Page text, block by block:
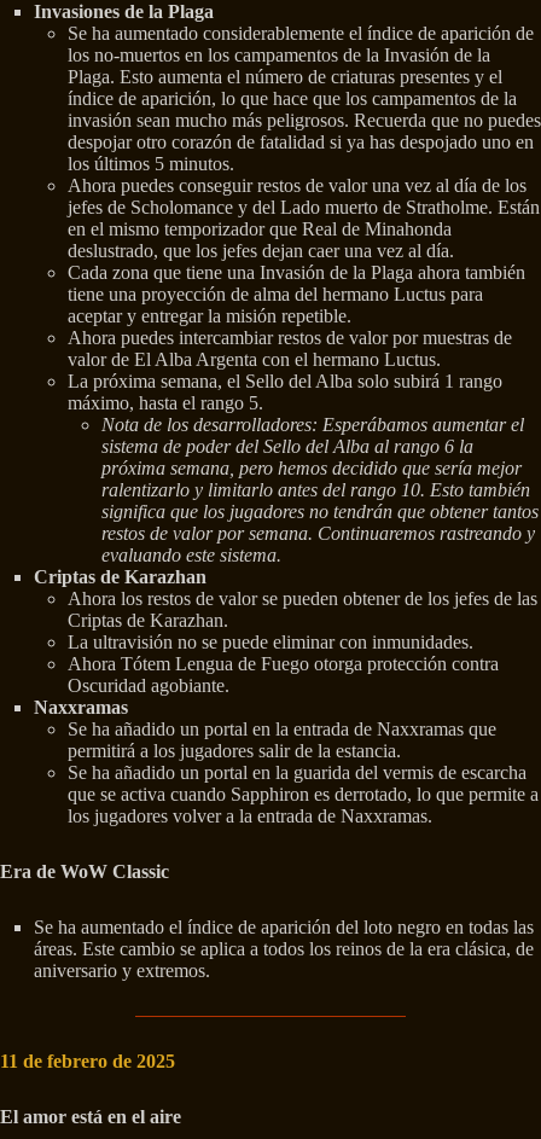
Invasiones de la Plaga
Se ha aumentado considerablemente el índice de aparición de
los no-muertos en los campamentos de la Invasión de la
Plaga. Esto aumenta el número de criaturas presentes y el
índice de aparición, lo que hace que los campamentos de la
invasión sean mucho más peligrosos. Recuerda que no puedes
despojar otro corazón de fatalidad si ya has despojado uno en
los últimos 5 minutos.
Ahora puedes conseguir restos de valor una vez al día de los
jefes de Scholomance y del Lado muerto de Stratholme. Están
en el mismo temporizador que Real de Minahonda
deslustrado, que los jefes dejan caer una vez al día.
Cada zona que tiene una Invasión de la Plaga ahora también
tiene una proyección de alma del hermano Luctus para
aceptar y entregar la misión repetible.
Ahora puedes intercambiar restos de valor por muestras de
valor de El Alba Argenta con el hermano Luctus.
La próxima semana, el Sello del Alba solo subirá 1 rango
máximo, hasta el rango 5.
Nota de los desarrolladores: Esperábamos aumentar el
sistema de poder del Sello del Alba al rango 6 la
próxima semana, pero hemos decidido que sería mejor
ralentizarlo y limitarlo antes del rango 10. Esto también
significa que los jugadores no tendrán que obtener tantos
restos de valor por semana. Continuaremos rastreando y
evaluando este sistema.
Criptas de Karazhan
Ahora los restos de valor se pueden obtener de los jefes de las
Criptas de Karazhan.
La ultravisión no se puede eliminar con inmunidades.
Ahora Tótem Lengua de Fuego otorga protección contra
Oscuridad agobiante.
Naxxramas
Se ha añadido un portal en la entrada de Naxxramas que
permitirá a los jugadores salir de la estancia.
Se ha añadido un portal en la guarida del vermis de escarcha
que se activa cuando Sapphiron es derrotado, lo que permite a
los jugadores volver a la entrada de Naxxramas.
Era de WoW Classic
Se ha aumentado el índice de aparición del loto negro en todas las
áreas. Este cambio se aplica a todos los reinos de la era clásica, de
aniversario y extremos.
11 de febrero de 2025
El amor está en el aire